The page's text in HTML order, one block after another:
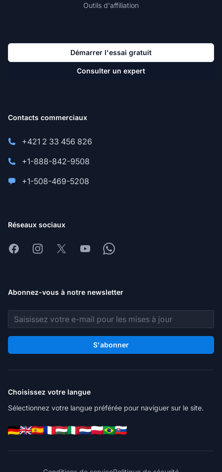
Outils d'affiliation
Démarrer l'essai gratuit
Consulter un expert
Contacts commerciaux
+421 2 33 456 826
+1-888-842-9508
+1-508-469-5208
Réseaux sociaux
FacebookInstagram
X YoutubeWhatsapp
Abonnez-vous à notre newsletter
Adresse e-mail
S'abonner
Choisissez votre langue
Sélectionnez votre langue préférée pour naviguer sur le site.